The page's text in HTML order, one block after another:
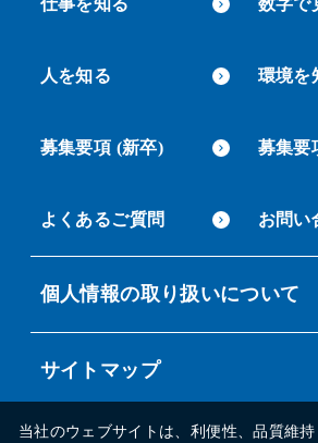
仕事を知る 数字で
人を知る 環境を
募集要項 (新卒) 募集要
よくあるご質問 お問い
個人情報の取り扱いについて
サイトマップ
当社のウェブサイトは、利便性、品質維持